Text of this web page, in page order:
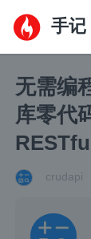
手记
无需编
库零代
crudapi